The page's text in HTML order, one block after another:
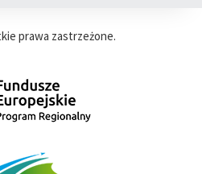
prawa zastrzeżone.